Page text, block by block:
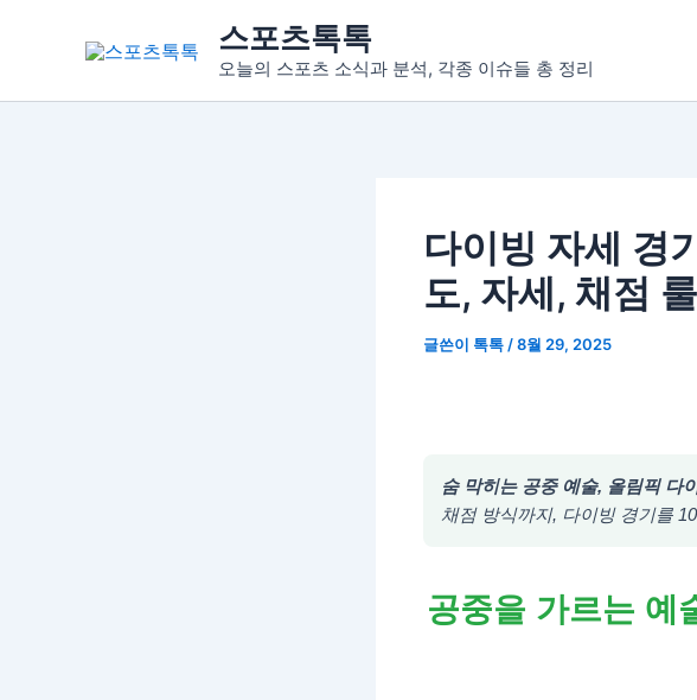
로
스포츠톡톡
오늘의 스포츠 소식과 분석, 각종 이슈들 총 정리
다이빙 자세 경
도, 자세, 채점
글쓴이 톡톡 /8월 29, 2025
숨 막히는 공중 예술, 올림픽 다
채점 방식까지, 다이빙 경기를
공중을 가르는 예